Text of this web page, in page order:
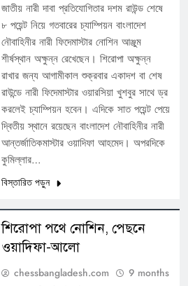
জাতীয় নারী দাবা প্রতিযোগিতার দশম রাউন্ড শেষে
৮ পয়েন্ট নিয়ে গতবারের চ্যাম্পিয়ন বাংলাদেশ
নৌবাহিনীর নারী ফিদেমাস্টার নোশিন আঞ্জুম
শীর্ষস্থান অক্ষুন্ন রেখেছেন। শিরোপা অক্ষুন্ন
রাখার জন্য আগামীকাল শুক্রবার একাদশ বা শেষ
রাউন্ডে নারী ফিদেমাস্টার ওয়ারসিয়া খুশবুর সাথে ড্র
করলেই চ্যাম্পিয়ন হবেন। এদিকে সাত পয়েন্ট পেয়ে
দ্বিতীয় স্থানে রয়েছেন বাংলাদেশ নৌবাহিনীর নারী
আন্তর্জাতিকমাস্টার ওয়াদিফা আহমেদ। অপরদিকে
কুমিল্লার…
বিস্তারিত পড়ুন
শিরোপা পথে নোশিন, পেছনে
ওয়াদিফা-আলো
chessbangladesh.com
9 months